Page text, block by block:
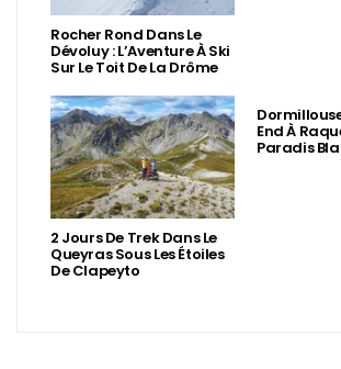
Rocher Rond Dans Le
Dévoluy : L’Aventure À Ski
Sur Le Toit De La Drôme
2 Jours De Trek Dans Le
Queyras Sous Les Étoiles
De Clapeyto
End À
Paradis